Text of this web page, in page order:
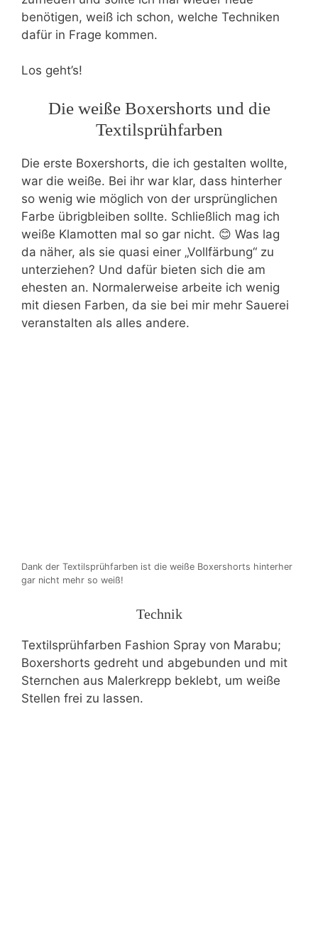
benötigen, weiß ich schon, welche Techniken
dafür in Frage kommen.
Los geht’s!
Die weiße Boxershorts und die
Textilsprühfarben
Die erste Boxershorts, die ich gestalten wollte,
war die weiße. Bei ihr war klar, dass hinterher
so wenig wie möglich von der ursprünglichen
Farbe übrigbleiben sollte. Schließlich mag ich
weiße Klamotten mal so gar nicht. 😊 Was lag
da näher, als sie quasi einer „Vollfärbung“ zu
unterziehen? Und dafür bieten sich die am
ehesten an. Normalerweise arbeite ich wenig
mit diesen Farben, da sie bei mir mehr Sauerei
veranstalten als alles andere.
Dank der Textilsprühfarben ist die weiße Boxershorts hinterher
gar nicht mehr so weiß!
Technik
Textilsprühfarben Fashion Spray von Marabu;
Boxershorts gedreht und abgebunden und mit
Sternchen aus Malerkrepp beklebt, um weiße
Stellen frei zu lassen.